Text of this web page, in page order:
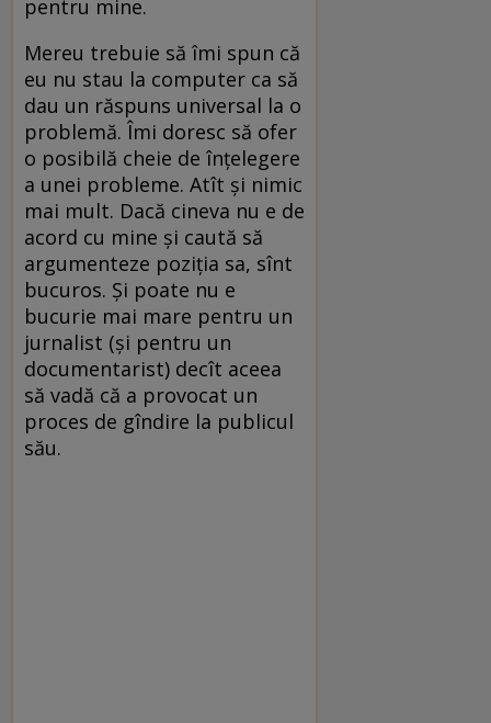
pentru mine.
Mereu trebuie să îmi spun că
eu nu stau la computer ca să
dau un răspuns universal la o
problemă. Îmi doresc să ofer
o posibilă cheie de înțelegere
a unei probleme. Atît și nimic
mai mult. Dacă cineva nu e de
acord cu mine și caută să
argumenteze poziția sa, sînt
bucuros. Și poate nu e
bucurie mai mare pentru un
jurnalist (și pentru un
documentarist) decît aceea
să vadă că a provocat un
proces de gîndire la publicul
său.